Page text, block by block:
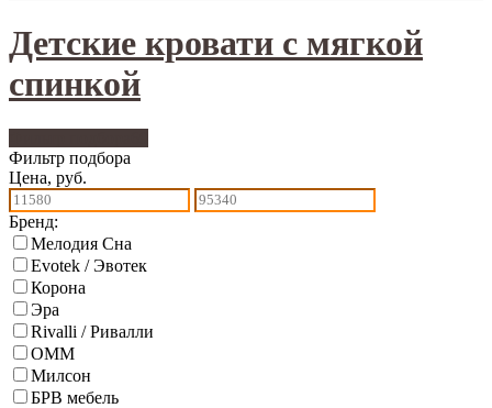
Детские кровати с мягкой
спинкой
Фильтр подбора
Цена, руб.
Бренд:
Мелодия Сна
Evotek / Эвотек
Корона
Эра
Rivalli / Ривалли
ОММ
Милсон
БРВ мебель